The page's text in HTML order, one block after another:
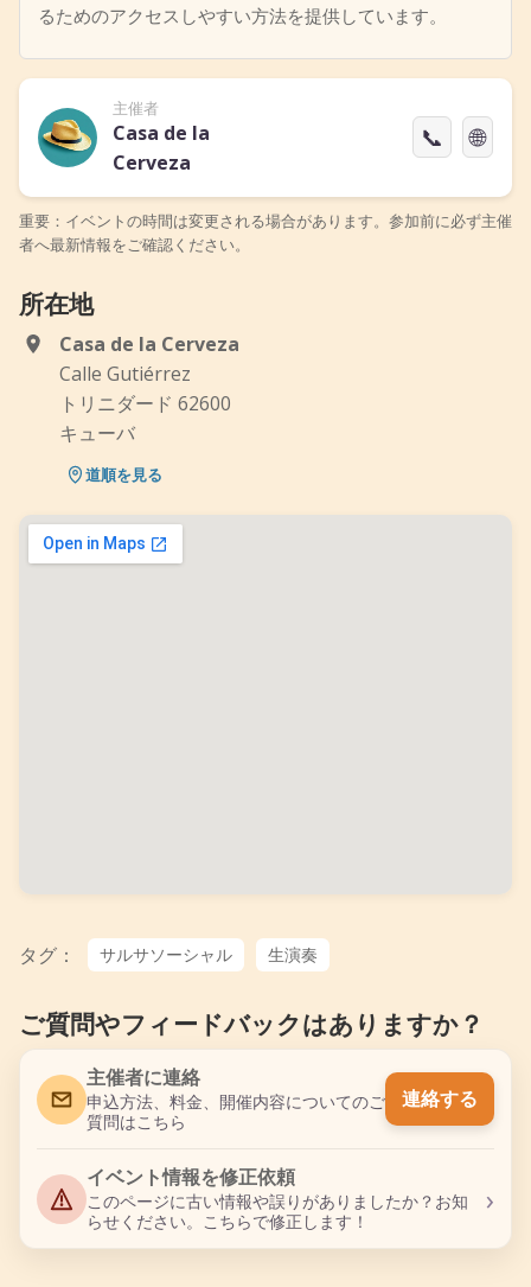
るためのアクセスしやすい方法を提供しています。
主催者
Casa de la
Cerveza
📞 🌐
重要：イベントの時間は変更される場合があります。参加前に必ず主催
者へ最新情報をご確認ください。
所在地
Casa de la Cerveza
Calle Gutiérrez
トリニダード 62600
キューバ
道順を見る
タグ： サルサソーシャル 生演奏
ご質問やフィードバックはありますか？
主催者に連絡
申込方法、料金、開催内容についてのご
質問はこちら
連絡する
イベント情報を修正依頼
このページに古い情報や誤りがありましたか？お知
らせください。こちらで修正します！
›